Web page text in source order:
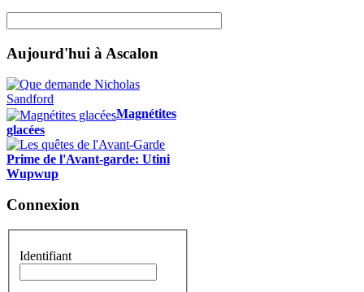
Aujourd'hui à Ascalon
Magnétites
glacées
Prime de l'Avant-garde: Utini
Wupwup
Connexion
Identifiant